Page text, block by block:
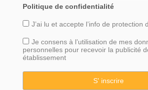
Politique de confidentialité
J’ai lu et accepte l’info de protection
Je consens à l’utilisation de mes
personnelles pour recevoir la publicité
établissement